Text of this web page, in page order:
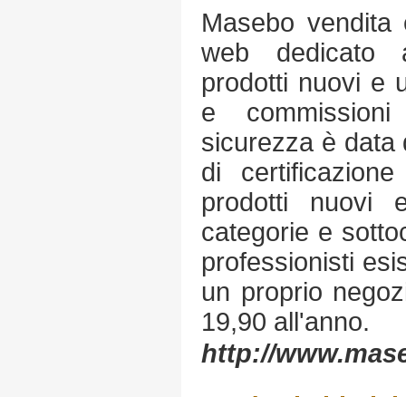
Masebo
web dedicato
prodotti nuovi e
e
sicurezza è data
di
prodotti nuovi
categorie e
professionisti
un proprio
19,90 all'anno.
http://